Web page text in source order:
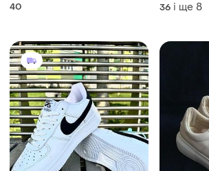
40 36 і ще 8